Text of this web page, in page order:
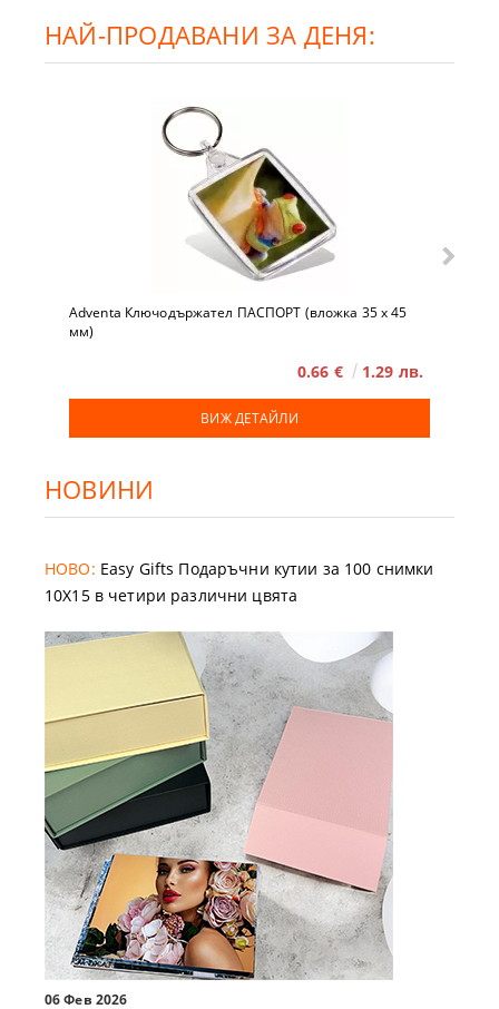
НАЙ-ПРОДАВАНИ ЗА ДЕНЯ:
Adventa Ключодържател ПАСПОРТ (вложка 35 x 45
мм)
0.66 € 1.29 лв.
ВИЖ ДЕТАЙЛИ
НОВИНИ
НОВО: Easy Gifts Подаръчни кутии за 100 снимки
10X15 в четири различни цвята
06 Фев 2026